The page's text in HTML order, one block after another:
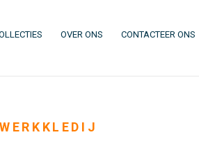
OVER ONS (CURRENT)
CONTACTEER ONS